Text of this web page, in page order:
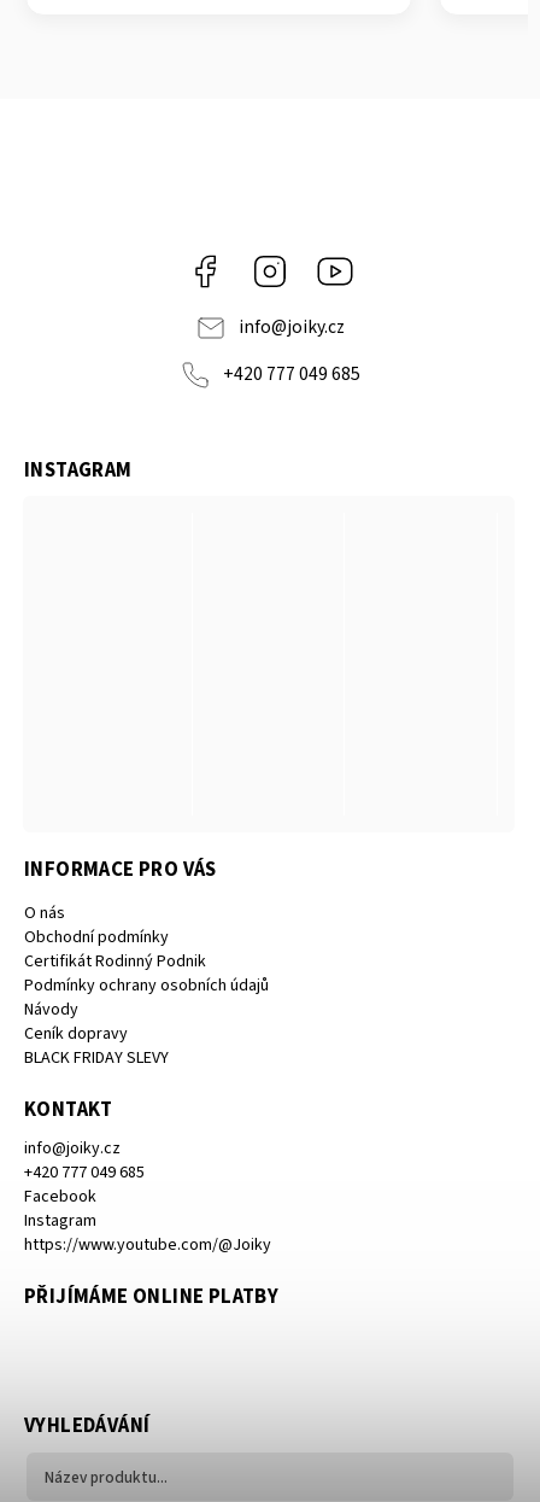
Facebook Instagram
info@joiky.cz
+420 777 049 685
INFORMACE PRO VÁS
O nás
Obchodní podmínky
Certifikát Rodinný Podnik
Podmínky ochrany osobních údajů
Návody
Ceník dopravy
BLACK FRIDAY SLEVY
KONTAKT
info@joiky.cz
+420 777 049 685
Facebook
Instagram
https://www.youtube.com/@Joiky
PŘIJÍMÁME ONLINE PLATBY
INSTAGRAM
VYHLEDÁVÁNÍ